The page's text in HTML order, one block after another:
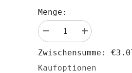
Menge:
verringern
für
Pintobohnen
BIO
400
Menge
erhöhen
Pintobohnen
400
Zwischensumme:
Kaufoptionen